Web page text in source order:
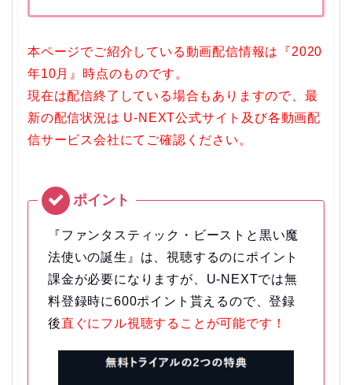
本ページでご紹介している動画配信情報は『2020
年10月』時点のものです。
現在は配信終了している場合もありますので、最
新の配信状況は U-NEXT公式サイト及び各動画配
信サービス会社にてご確認ください。
『ファンタスティック・ビーストと黒い魔
法使いの誕生』は、視聴するのにポイント
課金が必要になりますが、U-NEXTでは無
料登録時に600ポイント貰えるので、登録
後直ぐにフル視聴することが可能です！